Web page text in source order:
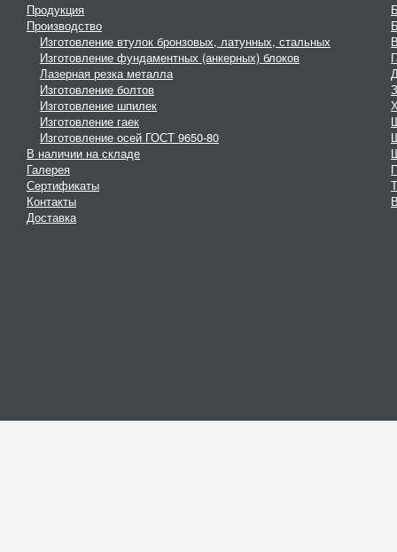
Продукция
Производство
Изготовление втулок бронзовых, латунных, стальных
Изготовление фундаментных (анкерных) блоков
Лазерная резка металла
Изготовление болтов
Изготовление шпилек
Изготовление гаек
Изготовление осей ГОСТ 9650-80
В наличии на складе
Галерея
Сертификаты
Контакты
Доставка